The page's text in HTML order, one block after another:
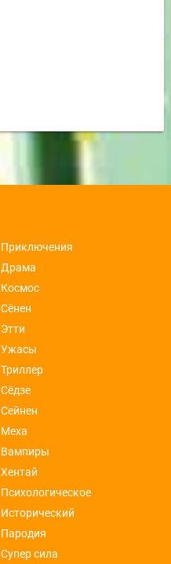
Приключения
Драма
Космос
Сёнен
Этти
Ужасы
Триллер
Сёдзе
Сейнен
Меха
Вампиры
Хентай
Психологическое
Исторический
Пародия
Супер сила